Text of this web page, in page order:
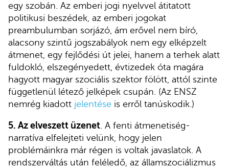
egy szobán. Az emberi jogi nyelvvel átitatott
politikusi beszédek, az emberi jogokat
preambulumban sorjázó, ám erővel nem bíró,
alacsony szintű jogszabályok nem egy elképzelt
átmenet, egy fejlődési út jelei, hanem a terhek alatt
fuldokló, elszegényedett, évtizedek óta magára
hagyott magyar szociális szektor fölött, attól szinte
függetlenül létező jelképek csupán. (Az ENSZ
nemrég kiadott jelentése is erről tanúskodik.)
5. Az elveszett üzenet . A fenti átmenetiség-
narratíva elfelejteti velünk, hogy jelen
problémáinkra már régen is voltak javaslatok. A
rendszerváltás után feléledő, az államszociálizmus